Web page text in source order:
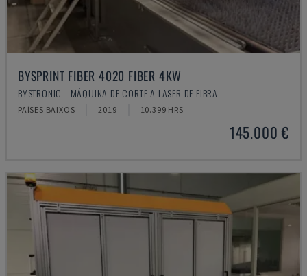
BYSPRINT FIBER 4020 FIBER 4KW
BYSTRONIC - MÁQUINA DE CORTE A LASER DE FIBRA
PAÍSES BAIXOS 2019 10.399 HRS
145.000 €